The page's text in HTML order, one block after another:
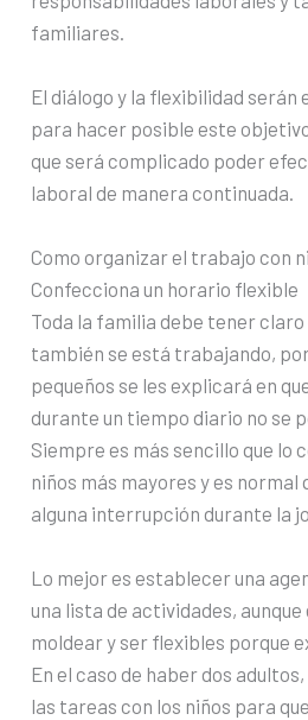
familiares.
El diálogo y la flexibilidad
para hacer posible este
que será complicado poder
laboral de manera continuada.
Como organizar el trabajo con
Confecciona un horario flexible
Toda la familia debe tener claro
también se está trabajando,
pequeños se les explicará en
durante un tiempo diario no se
Siempre es más sencillo que lo
niños más mayores y es normal
alguna interrupción durante la
Lo mejor es establecer una
una lista de actividades, aunque
moldear y ser flexibles porque
En el caso de haber dos
las tareas con los niños para